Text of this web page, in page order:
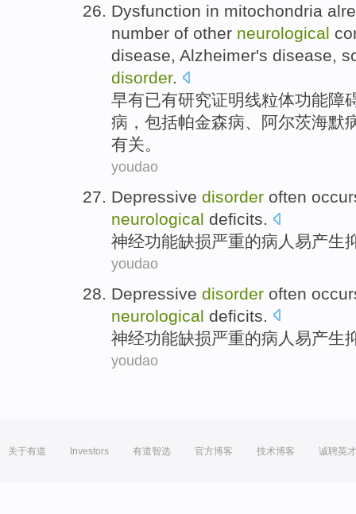
Dysfunction in mitochondria
number of other neurological
disease, Alzheimer's disease,
disorder.
早有已有研究证明线粒体功能障
病 ， 包括帕金森病、 阿尔茨海默
有关。
youdao
Depressive disorder often
neurological deficits.
神经功能缺损严重的病人 易产生
youdao
Depressive disorder often
neurological deficits
神经功能缺损严重的病人 易产生
youdao
关于有道 Investors 有道智选 官方博客 技术博客 诚聘英才